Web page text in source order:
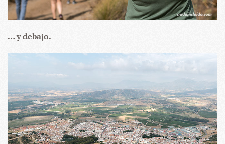
… y debajo.